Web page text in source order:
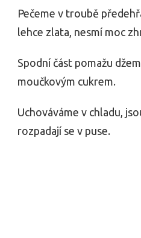
Pečeme v troubě
lehce zlata, nesmí moc
Spodní část pomažu
moučkovým cukrem.
Uchováváme v chladu,
rozpadají se v puse.